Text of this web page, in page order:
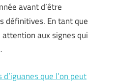
avant d’être
définitives. En tant que
aux signes qui
que l’on peut